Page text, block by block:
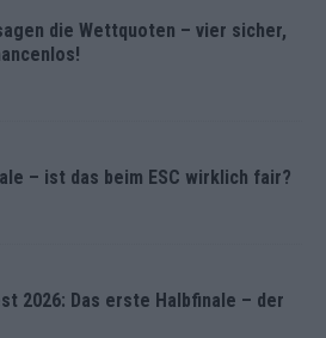
die Wettquoten – vier sicher,
– ist das beim ESC wirklich fair?
2026: Das erste Halbfinale – der